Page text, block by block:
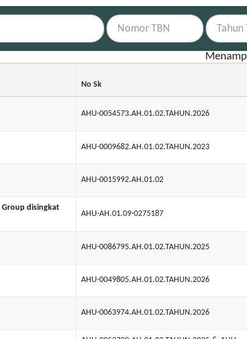
No Sk
AHU-0054573.AH.01.02.TAHUN.2026
AHU-0009682.AH.01.02.TAHUN.2023
AHU-0015992.AH.01.02
Group disingkat
AHU-AH.01.09-0275187
AHU-0086795.AH.01.02.TAHUN.2025
AHU-0049805.AH.01.02.TAHUN.2026
AHU-0063974.AH.01.02.TAHUN.2026